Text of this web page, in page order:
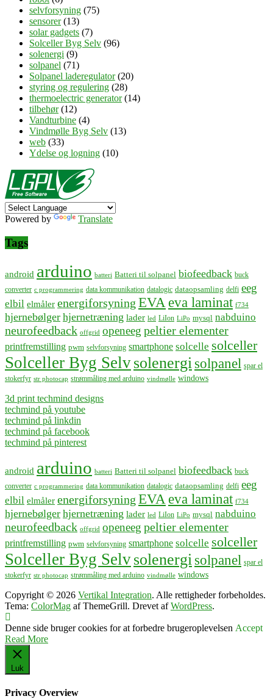
selvforsyning (75)
sensorer(13)
solar gadgets (7)
Solceller Byg Selv (96)
solenergi (9)
solpanel (71)
Solpanel laderegulator(20)
styring og regulering (28)
thermoelectric generator(14)
tilbehør(12)
Vandturbine (4)
Vindmølle Byg Selv (13)
web (33)
Ydelse og logning (10)
Powered by Translate
Tags
android arduino batteri Batteri til solpanel biofeedback buck
converter c programmering data kommunikation datalogic dataopsamling delfi eeg
elbil elmåler energiforsyning EVA eva laminat f734
hjernebølger hjernetræning lader led LiIon LiPo mysql nabduino
neurofeedback offgrid openeeg peltier elementer
printfremstilling pwm selvforsyning smartphone solcelle solceller
Solceller Byg Selvsolenergisolpanel spar el
stokerfyr str photocap strømmåling med arduino vindmølle windows
3d print techmind designs
techmind på youtube
techmind på linkdin
techmind på facebook
techmind på pinterest
android arduino batteri Batteri til solpanel biofeedback buck
converter c programmering data kommunikation datalogic dataopsamling delfi eeg
elbil elmåler energiforsyning EVA eva laminat f734
hjernebølger hjernetræning lader led LiIon LiPo mysql nabduino
neurofeedback offgrid openeeg peltier elementer
printfremstilling pwm selvforsyning smartphone solcelle solceller
Solceller Byg Selvsolenergisolpanel spar el
stokerfyr str photocap strømmåling med arduino vindmølle windows
Copyright © 2026 Vertikal Integration. Alle rettigheder forbeholdes.
Tema: ColorMag af ThemeGrill. Drevet afWordPress.
Denne side bruger cookies for at forbedre brugeroplevelsen Accept
Read More
Luk
Privacy Overview